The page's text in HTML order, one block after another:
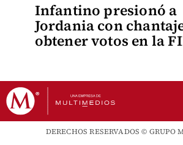
Infantino presionó a
Jordania con
obtener votos en la
DERECHOS RESERVADOS © GRUPO